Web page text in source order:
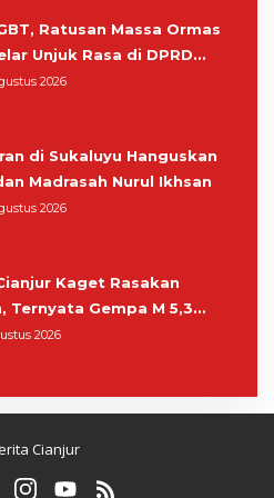
Ratusan Massa Ormas
Unjuk Rasa di DPRD
2026
di Sukaluyu Hanguskan
Madrasah Nurul Ikhsan
2026
Kaget Rasakan
Ternyata Gempa M 5,3
di Pangandaran
2026